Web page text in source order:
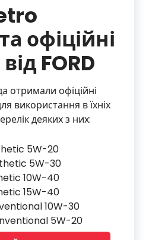
офіційні
FORD
отримали офіційні
використання в їхніх
деяких з них:
5W-20
5W-30
10W-40
15W-40
10W-30
5W-20